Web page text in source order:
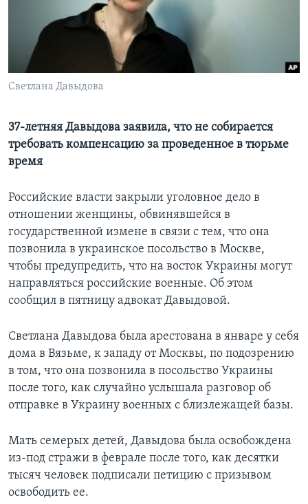
Learning English
СОЦИАЛЬНЫЕ СЕТИ
Языки
Светлана Давыдова
37-летняя Давыдова заявила, что не собирается
требовать компенсацию за проведенное в тюрьме
время
Российские власти закрыли уголовное дело в
отношении женщины, обвинявшейся в
государственной измене в связи с тем, что она
позвонила в украинское посольство в Москве,
чтобы предупредить, что на восток Украины могут
направляться российские военные. Об этом
сообщил в пятницу адвокат Давыдовой.
Светлана Давыдова была арестована в январе у себя
дома в Вязьме, к западу от Москвы, по подозрению
в том, что она позвонила в посольство Украины
после того, как случайно услышала разговор об
отправке в Украину военных с близлежащей базы.
Мать семерых детей, Давыдова была освобождена
из-под стражи в феврале после того, как десятки
тысяч человек подписали петицию с призывом
освободить ее.